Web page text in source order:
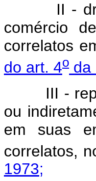
II -
comércio
correlatos
do art. 4o da
III -
ou
em suas
correlatos,
1973;